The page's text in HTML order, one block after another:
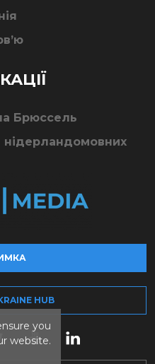
you
website.
Брюссель
нідерландомовних
HUB